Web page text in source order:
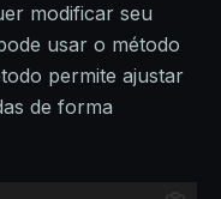
modificar seu
usar o método
permite ajustar
de forma